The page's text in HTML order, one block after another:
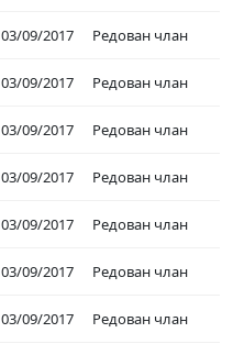
03/09/2017 Редован члан
03/09/2017 Редован члан
03/09/2017 Редован члан
03/09/2017 Редован члан
03/09/2017 Редован члан
03/09/2017 Редован члан
03/09/2017 Редован члан